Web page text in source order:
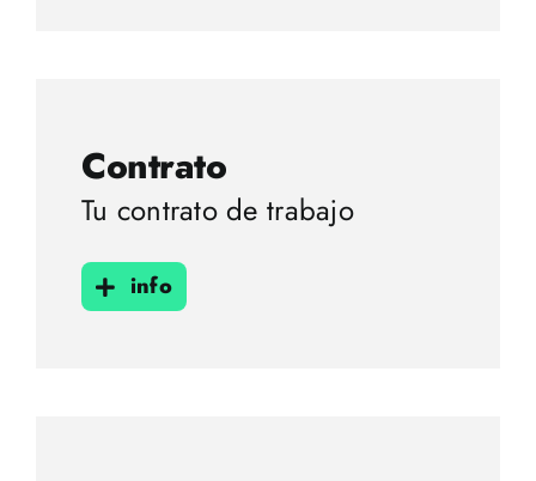
Contrato
Tu contrato de trabajo
info